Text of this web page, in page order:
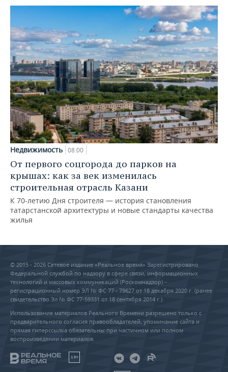
Недвижимость 08:00
От первого соцгорода до парков на
крышах: как за век изменилась
строительная отрасль Казани
К 70-летию Дня строителя — история становления
татарстанской архитектуры и новые стандарты качества
жилья
© 2015 - 2026 Сетевое издание «Реальное время» Зарегистрировано
Федеральной службой по надзору в сфере связи, информационных
технологий и массовых коммуникаций (Роскомнадзор) –
регистрационный номер ЭЛ № ФС 77 - 79627 от 18 декабря 2020 г. (ранее
свидетельство Эл № ФС 77-59331 от 18 сентября 2014 г.)
Использование материалов Реального Времени разрешено только с
предварительного согласия правообладателей, упоминание сайта и
прямая гиперссылка обязательны при частичном или полном
воспроизведении материалов.
18+